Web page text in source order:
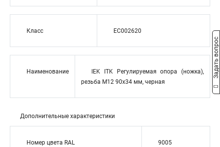
Класс EC002620
Наименование
IEK ITK Регулируемая опора (ножка),
резьба М12 90x34 мм, черная
Дополнительные характеристики
Номер цвета RAL 9005
Задать вопрос